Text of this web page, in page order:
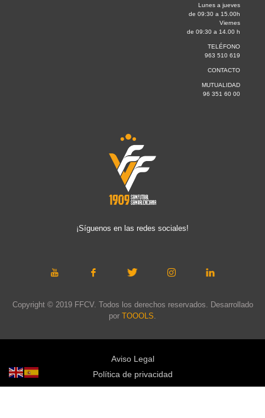
Lunes a jueves
de 09:30 a 15.00h
Viernes
de 09:30 a 14.00 h
TELÉFONO
963 510 619
CONTACTO
MUTUALIDAD
96 351 60 00
¡Síguenos en las redes sociales!
Copyright © 2019 FFCV. Todos los derechos reservados. Desarrollado
por TOOOLS
Aviso Legal
Política de privacidad
Política de cookies